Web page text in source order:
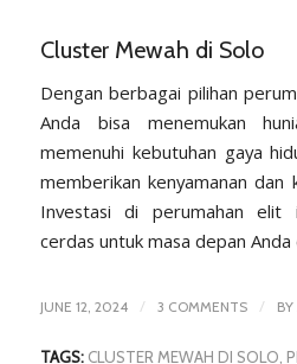
Cluster Mewah di Solo
Dengan berbagai pilihan
Anda bisa menemukan
memenuhi kebutuhan gaya
memberikan kenyamanan dan
Investasi di perumahan elit
cerdas untuk masa depan Anda
JUNE 12, 2024 / 3 COMMENTS / BY
TAGS: CLUSTER MEWAH DI SOLO